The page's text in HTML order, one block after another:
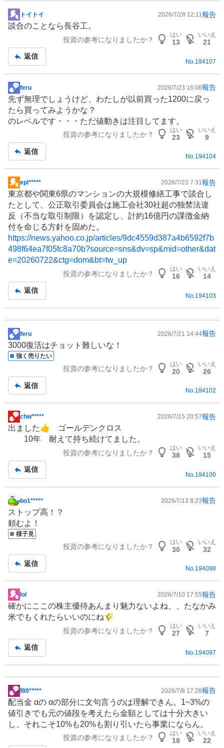
掲
示
事
トイトイ 2026/7/28 12:11報告
談合のことなら長谷工。
投資の参考になりましたか？
はい
13
いいえ
21
返信
No. 194107
掲
示
板
記
feru 2026/7/23 16:06報告
先ず無理でしょうけど、わたしが以前買った1200に戻っ
たら買ってみようかな？
のレベルです・・・ただ値動きは注目してます。
投資の参考になりましたか？
はい
23
いいえ
9
返信
No.194104
掲
示
板
記
事
epi***** 2026/7/23 7:31報告
東京都や関東6県のマンションの大規模修繕工事で談合し
たとして、公正取引委員会は施工会社30社超の独禁法違
反（不当な取引制限）を認定し、計約16億円の課徴金納
付を命じる方針を固めた。
https://news.yahoo.co.jp/articles/9dc4559d387a4b6592f7b
498f64ea7f05fc8a70b?source=sns&dv=sp&mid=other&dat
e=20260722&ctg=dom&bt=tw_up
投資の参考になりましたか？
はい
16
いいえ
14
返信
No. 194103
掲
示
板
feru 2026/7/21 14:44報告
3000復活はチョット難しいな！
強く売りたい
投資の参考になりましたか？
はい
20
いいえ
26
返信
No.194102
掲
示
chw***** 2026/7/15 20:57報告
出ました👍 ゴールデンクロス
10年 耐えて持ち続けてました。
投資の参考になりましたか？
はい
38
いいえ
15
返信
No. 194100
掲
示
板
記
bo1***** 2026/7/13 8:23報告
ストップ高！？
頼むよ！
様子見
投資の参考になりましたか？
はい
30
いいえ
32
返信
No.194098
掲
示
板
lol 2026/7/10 17:55報告
確かにここの株主優待あんまり魅力ないよね、、たなかみ
米でもくれたらいいのにね🌾
投資の参考になりましたか？
はい
27
いいえ
7
返信
No. 194097
掲
示
板
記
f80***** 2026/7/8 17:28報告
配当金 αの αの部分に文句言うのは理解できん。1~3%の
値引きでも元の値段を考えたら金額としては十分大きい
し、それこそ10%も20%も割り引いたら事業にならん。
投資の参考になりましたか？
はい
18
いいえ
22